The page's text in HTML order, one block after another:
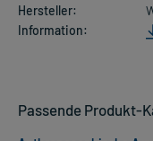
Hersteller:
Information:
Passende Produkt-